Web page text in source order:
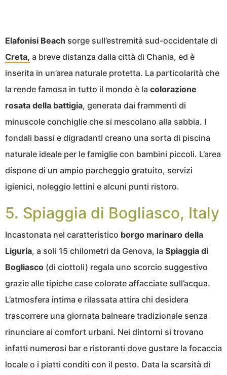
Elafonisi Beach sorge sull’estremità sud-occidentale di
Creta, a breve distanza dalla città di Chania, ed è
inserita in un’area naturale protetta. La particolarità che
la rende famosa in tutto il mondo è la colorazione
rosata della battigia, generata dai frammenti di
minuscole conchiglie che si mescolano alla sabbia. I
fondali bassi e digradanti creano una sorta di piscina
naturale ideale per le famiglie con bambini piccoli. L’area
dispone di un ampio parcheggio gratuito, servizi
igienici, noleggio lettini e alcuni punti ristoro.
5. Spiaggia di Bogliasco, Italy
Incastonata nel caratteristico borgo marinaro della
Liguria, a soli 15 chilometri da Genova, la Spiaggia di
Bogliasco (di ciottoli) regala uno scorcio suggestivo
grazie alle tipiche case colorate affacciate sull’acqua.
L’atmosfera intima e rilassata attira chi desidera
trascorrere una giornata balneare tradizionale senza
rinunciare ai comfort urbani. Nei dintorni si trovano
infatti numerosi bar e ristoranti dove gustare la focaccia
locale o i piatti conditi con il pesto. Data la scarsità di